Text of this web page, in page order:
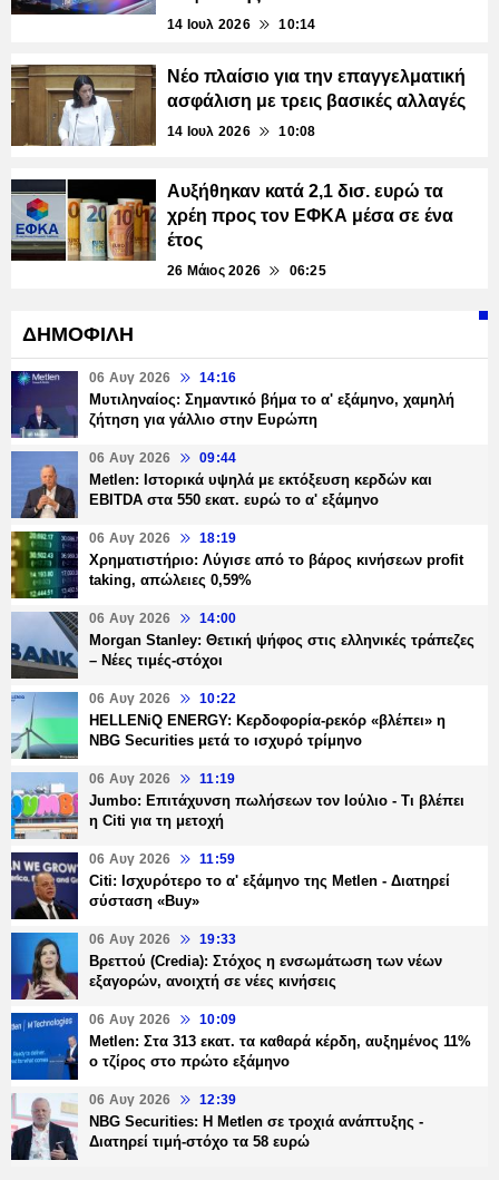
14 Ιουλ 2026 10:14
Νέο πλαίσιο για την επαγγελματική
ασφάλιση με τρεις βασικές αλλαγές
14 Ιουλ 2026 10:08
Αυξήθηκαν κατά 2,1 δισ. ευρώ τα
χρέη προς τον ΕΦΚΑ μέσα σε ένα
έτος
26 Μάιος 2026 06:25
ΔΗΜΟΦΙΛΗ
06 Αυγ 2026 14:16
Μυτιληναίος: Σημαντικό βήμα το α' εξάμηνο, χαμηλή
ζήτηση για γάλλιο στην Ευρώπη
06 Αυγ 2026 09:44
Metlen: Ιστορικά υψηλά με εκτόξευση κερδών και
EBITDA στα 550 εκατ. ευρώ το α' εξάμηνο
06 Αυγ 2026 18:19
Χρηματιστήριο: Λύγισε από το βάρος κινήσεων profit
taking, απώλειες 0,59%
06 Αυγ 2026 14:00
Morgan Stanley: Θετική ψήφος στις ελληνικές τράπεζες
– Νέες τιμές-στόχοι
06 Αυγ 2026 10:22
HELLENiQ ENERGY: Κερδοφορία-ρεκόρ «βλέπει» η
NBG Securities μετά το ισχυρό τρίμηνο
06 Αυγ 2026 11:19
Jumbo: Επιτάχυνση πωλήσεων τον Ιούλιο - Τι βλέπει
η Citi για τη μετοχή
06 Αυγ 2026 11:59
Citi: Ισχυρότερο το α' εξάμηνο της Metlen - Διατηρεί
σύσταση «Buy»
06 Αυγ 2026 19:33
Βρεττού (Credia): Στόχος η ενσωμάτωση των νέων
εξαγορών, ανοιχτή σε νέες κινήσεις
06 Αυγ 2026 10:09
Metlen: Στα 313 εκατ. τα καθαρά κέρδη, αυξημένος 11%
ο τζίρος στο πρώτο εξάμηνο
06 Αυγ 2026 12:39
NBG Securities: Η Metlen σε τροχιά ανάπτυξης -
Διατηρεί τιμή-στόχο τα 58 ευρώ